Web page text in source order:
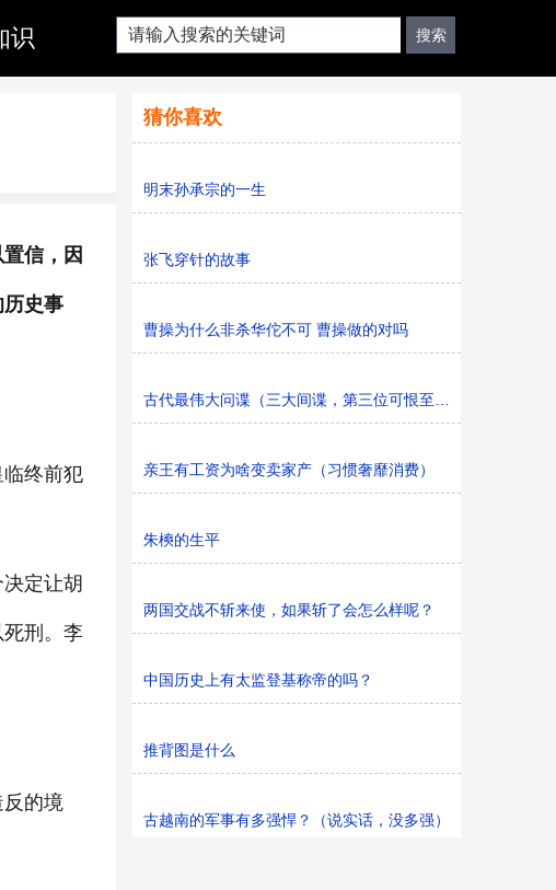
识
信，因
史事
终前犯
定让胡
刑。李
的境
猜你喜欢
明末孙承宗的一生
张飞穿针的故事
曹操为什么非杀华佗不可 曹操做的对吗
古代最伟大问谍（三大间谍，第三位可恨至极）
亲王有工资为啥变卖家产（习惯奢靡消费）
朱樉的生平
两国交战不斩来使，如果斩了会怎么样呢？
中国历史上有太监登基称帝的吗？
推背图是什么
古越南的军事有多强悍？（说实话，没多强）